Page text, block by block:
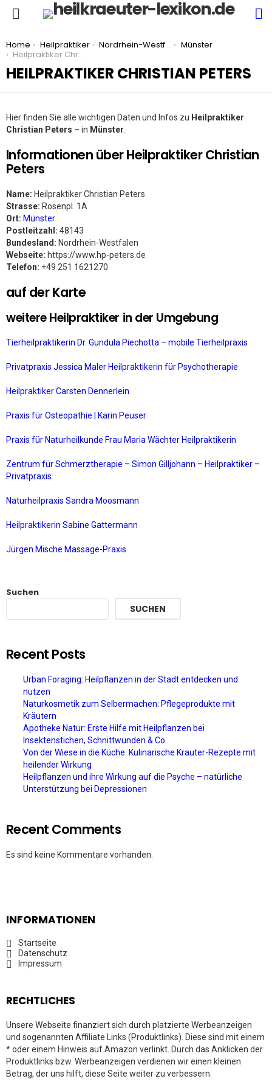
You are here:
Home Heilpraktiker Nordrhein-Westfalen
Münster
Heilpraktiker Christian Peters
HEILPRAKTIKER CHRISTIAN PETERS
Hier finden Sie alle wichtigen Daten und Infos zu Heilpraktiker
Christian Peters – in Münster
Informationen über Heilpraktiker Christian
Peters
Name: Heilpraktiker Christian Peters
Strasse: Rosenpl. 1A
Ort: Münster
Postleitzahl: 48143
Bundesland: Nordrhein-Westfalen
Webseite: https://www.hp-peters.de
Telefon: +49 251 1621270
auf der Karte
weitere Heilpraktiker in der Umgebung
Tierheilpraktikerin Dr. Gundula Piechotta – mobile Tierheilpraxis
Privatpraxis Jessica Maler Heilpraktikerin für Psychotherapie
Heilpraktiker Carsten Dennerlein
Praxis für Osteopathie | Karin Peuser
Praxis für Naturheilkunde Frau Maria Wächter Heilpraktikerin
Zentrum für Schmerztherapie – Simon Gilljohann – Heilpraktiker –
Privatpraxis
Naturheilpraxis Sandra Moosmann
Heilpraktikerin Sabine Gattermann
Jürgen Mische Massage-Praxis
Suchen
SUCHEN
Recent Posts
Urban Foraging: Heilpflanzen in der Stadt entdecken und
nutzen
Naturkosmetik zum Selbermachen: Pflegeprodukte mit
Kräutern
Apotheke Natur: Erste Hilfe mit Heilpflanzen bei
Insektenstichen, Schnittwunden & Co.
Von der Wiese in die Küche: Kulinarische Kräuter-Rezepte mit
heilender Wirkung
Heilpflanzen und ihre Wirkung auf die Psyche – natürliche
Unterstützung bei Depressionen
Recent Comments
Es sind keine Kommentare vorhanden.
INFORMATIONEN
Startseite
Datenschutz
Impressum
RECHTLICHES
Unsere Webseite finanziert sich durch platzierte Werbeanzeigen
und sogenannten Affiliate Links (Produktlinks). Diese sind mit einem
* oder einem Hinweis auf Amazon verlinkt. Durch das Anklicken der
Produktlinks bzw. Werbeanzeigen verdienen wir einen kleinen
Betrag, der uns hilft, diese Seite weiter zu verbessern.